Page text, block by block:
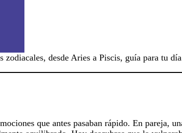
desde Aries a Piscis, guía para tu
que antes pasaban rápido. En pareja,